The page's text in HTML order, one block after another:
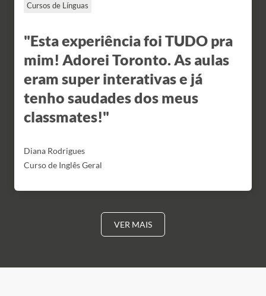
Cursos de Línguas
"Esta experiência foi TUDO pra
mim! Adorei Toronto. As aulas
eram super interativas e já
tenho saudades dos meus
classmates!"
Diana Rodrigues
Curso de Inglês Geral
VER MAIS